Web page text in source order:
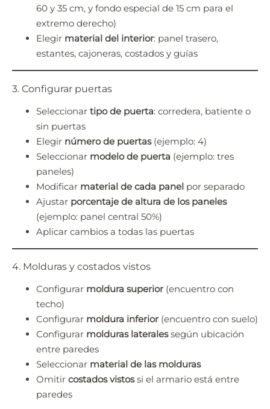
60 y 35 cm, y fondo especial de 15 cm para el
extremo derecho)
Elegir material del interior: panel trasero,
estantes, cajoneras, costados y guías
3. Configurar puertas
Seleccionar tipo de puerta: corredera, batiente o
sin puertas
Elegir número de puertas(ejemplo: 4)
Seleccionar modelo de puerta (ejemplo: tres
paneles)
Modificar material de cada panel por separado
Ajustar porcentaje de altura de los paneles
(ejemplo: panel central 50%)
Aplicar cambios a todas las puertas
4. Molduras y costados vistos
Configurar moldura superior (encuentro con
techo)
Configurar moldura inferior (encuentro con suelo)
Configurar molduras lateralessegún ubicación
entre paredes
Seleccionar material de las molduras
Omitir costados vistossi el armario está entre
paredes